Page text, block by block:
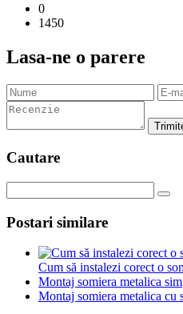
0
1450
Lasa-ne o parere
Cautare
Postari similare
Cum să instalezi corect o
Montaj somiera metalica
Montaj somiera metalica cu